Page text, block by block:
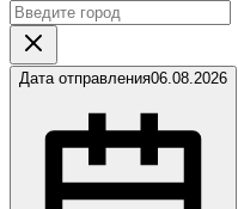
Дата отправления06.08.2026